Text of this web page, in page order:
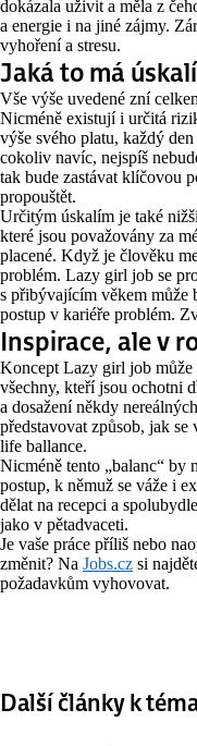
dokázala uživit a měla z
a energie i na jiné zájmy.
vyhoření a stresu.
Jaká to má úskalí
Vše výše uvedené zní
Nicméně existují i určitá
výše svého platu, každý
cokoliv navíc, nejspíš
tak bude zastávat klíčovou
propouštět.
Určitým úskalím je také
které jsou považovány za
placené. Když je člověku
problém. Lazy girl job se
s přibývajícím věkem může
postup v kariéře problém.
Inspirace, ale v
Koncept Lazy girl job
všechny, kteří jsou ochotni
a dosažení někdy
představovat způsob, jak
life ballance.
Nicméně tento „balanc“ by
postup, k němuž se váže i
dělat na recepci a
jako v pětadvaceti.
Je vaše práce příliš nebo
změnit? Na Jobs.cz si
požadavkům vyhovovat.
Další články k